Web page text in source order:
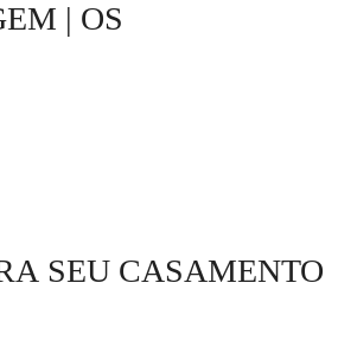
| OS
SEU CASAMENTO